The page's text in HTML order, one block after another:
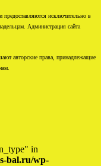
предоставляются исключительно в
Администрация сайта
авторские права, принадлежащие
in
bal.ru/wp-